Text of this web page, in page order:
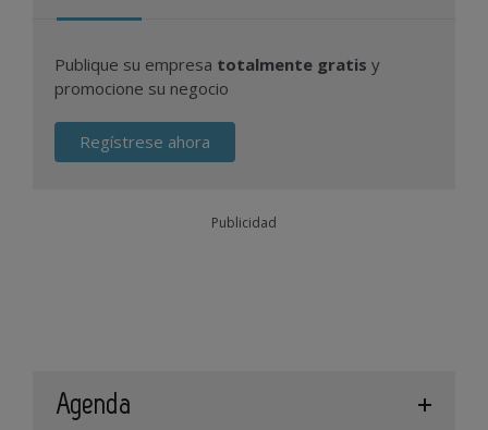
Publique su empresa totalmente gratis y
promocione su negocio
Regístrese ahora
Publicidad
Agenda